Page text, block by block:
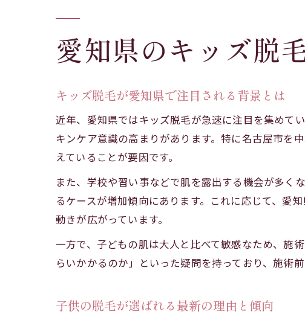
愛知県のキッズ脱
キッズ脱毛が愛知県で注目される背景とは
近年、愛知県ではキッズ脱毛が急速に注目を集めて
キンケア意識の高まりがあります。特に名古屋市を
えていることが要因です。
また、学校や習い事などで肌を露出する機会が多く
るケースが増加傾向にあります。これに応じて、愛
動きが広がっています。
一方で、子どもの肌は大人と比べて敏感なため、施
らいかかるのか」といった疑問を持っており、施術
子供の脱毛が選ばれる最新の理由と傾向